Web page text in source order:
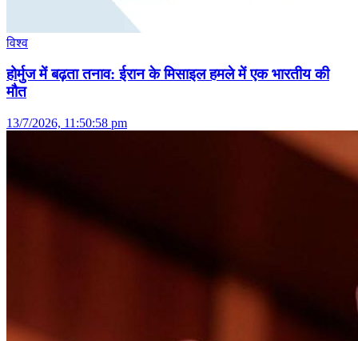
विश्व
होर्मुज में बढ़ता तनाव: ईरान के मिसाइल हमले में एक भारतीय की
मौत
13/7/2026, 11:50:58 pm